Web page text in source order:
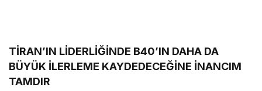
TİRAN’IN LİDERLİĞİNDE B40’IN DAHA DA
BÜYÜK İLERLEME KAYDEDECEĞİNE İNANCIM
TAMDIR